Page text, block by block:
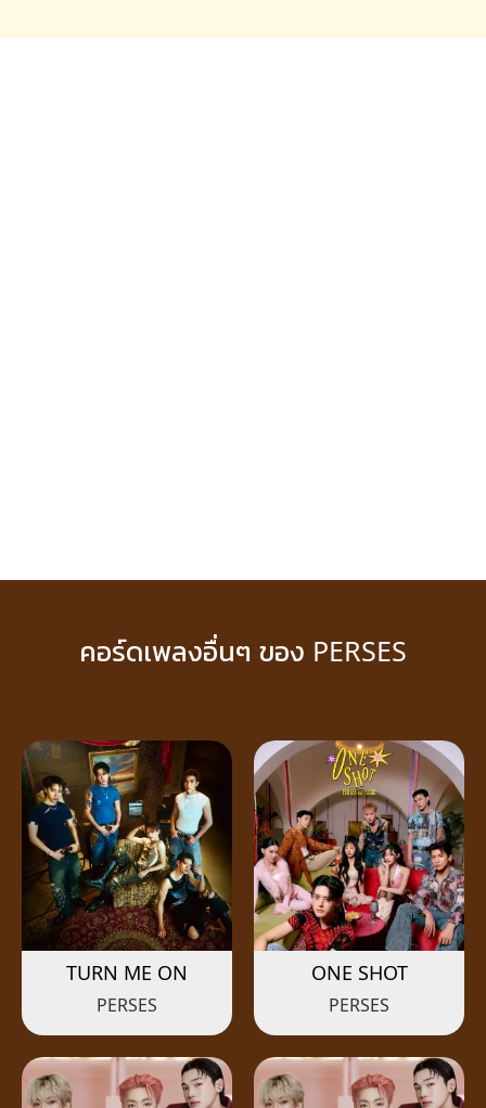
คอร์ดเพลงอื่นๆ ของ PERSES
TURN ME ON
PERSES
ONE SHOT
PERSES